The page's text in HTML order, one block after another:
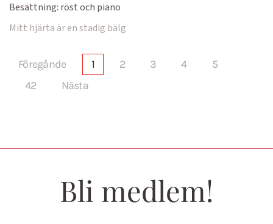
Besättning: röst och piano
Mitt hjärta är en stadig bälg
Föregånde 1 2 3 4
5
42
Nästa
Bli medlem!